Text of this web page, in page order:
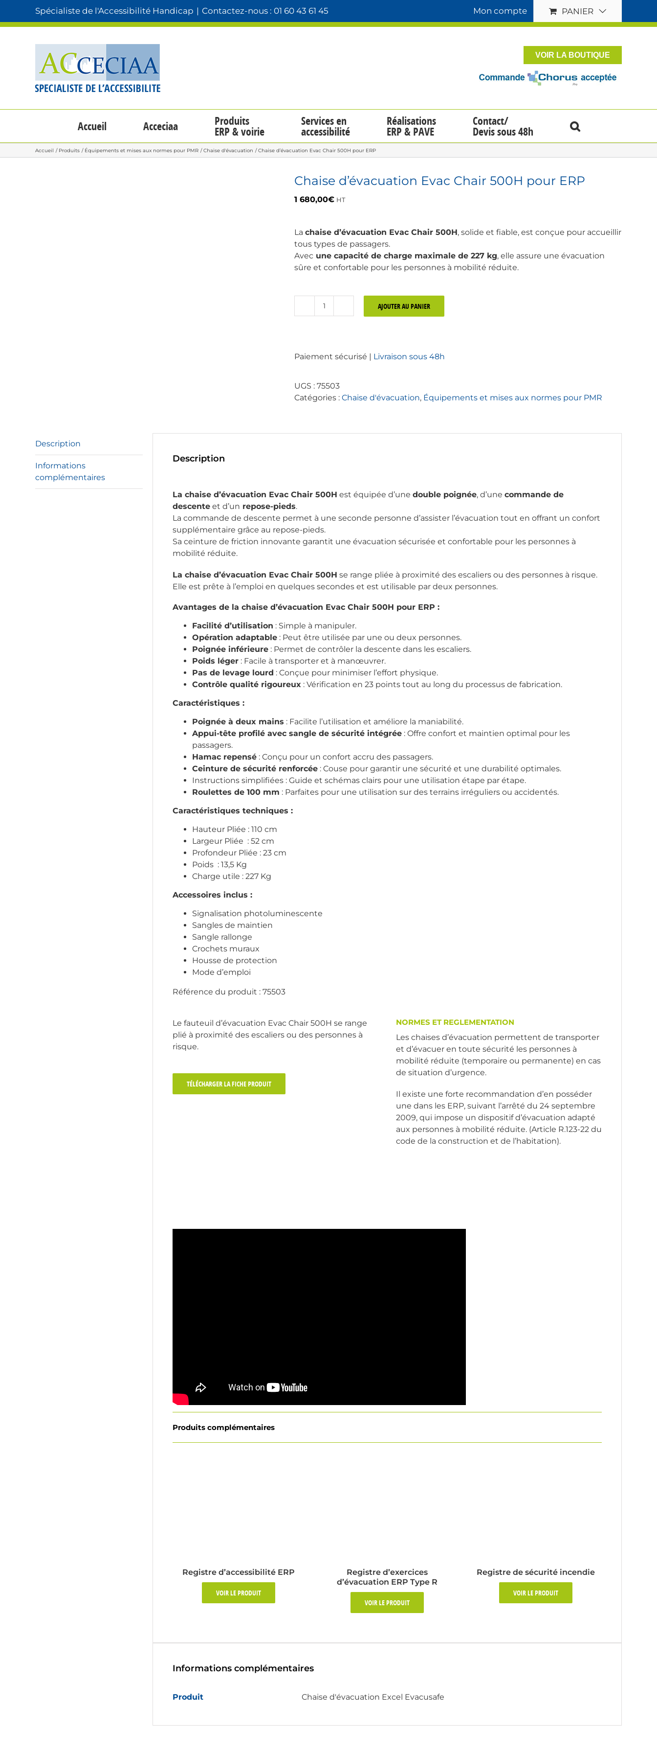
contenu
Spécialiste de l'Accessibilité Handicap | Contactez-nous : 01 60 43 61 45 Mon compte PANIER
VOIR LA BOUTIQUE
Accueil Acceciaa Produits
ERP & voirie
Services en
accessibilité
Réalisations
ERP & PAVE
Contact/
Devis sous 48h
Accueil Produits Équipements et mises aux normes pour PMR Chaise d'évacuation Chaise d’évacuation Evac Chair 500H pour ERP
Chaise d’évacuation Evac Chair 500H pour ERP
1 680,00€ HT
La chaise d’évacuation Evac Chair 500H, solide et fiable, est conçue pour accueillir
tous types de passagers.
Avec une capacité de charge maximale de 227 kg, elle assure une évacuation
sûre et confortable pour les personnes à mobilité réduite.
quantité
Evac
500H
pour
AJOUTER AU PANIER
Paiement sécurisé | Livraison sous 48h
UGS : 75503
Catégories : Chaise d'évacuation, Équipements et mises aux normes pour PMR
Description
Informations
complémentaires
Description
La chaise d’évacuation Evac Chair 500H est équipée d’une double poignée, d’une commande de
descente et d’un repose-pieds.
La commande de descente permet à une seconde personne d’assister l’évacuation tout en offrant un confort
supplémentaire grâce au repose-pieds.
Sa ceinture de friction innovante garantit une évacuation sécurisée et confortable pour les personnes à
mobilité réduite.
La chaise d’évacuation Evac Chair 500H se range pliée à proximité des escaliers ou des personnes à risque.
Elle est prête à l’emploi en quelques secondes et est utilisable par deux personnes.
Avantages de la chaise d’évacuation Evac Chair 500H pour ERP :
Facilité d’utilisation : Simple à manipuler.
Opération adaptable : Peut être utilisée par une ou deux personnes.
Poignée inférieure : Permet de contrôler la descente dans les escaliers.
Poids léger : Facile à transporter et à manœuvrer.
Pas de levage lourd : Conçue pour minimiser l’effort physique.
Contrôle qualité rigoureux : Vérification en 23 points tout au long du processus de fabrication.
Caractéristiques :
Poignée à deux mains : Facilite l’utilisation et améliore la maniabilité.
Appui-tête profilé avec sangle de sécurité intégrée : Offre confort et maintien optimal pour les
passagers.
Hamac repensé : Conçu pour un confort accru des passagers.
Ceinture de sécurité renforcée : Couse pour garantir une sécurité et une durabilité optimales.
Instructions simplifiées : Guide et schémas clairs pour une utilisation étape par étape.
Roulettes de 100 mm : Parfaites pour une utilisation sur des terrains irréguliers ou accidentés.
Caractéristiques techniques :
Hauteur Pliée : 110 cm
Largeur Pliée : 52 cm
Profondeur Pliée : 23 cm
Poids : 13,5 Kg
Charge utile : 227 Kg
Accessoires inclus :
Signalisation photoluminescente
Sangles de maintien
Sangle rallonge
Crochets muraux
Housse de protection
Mode d’emploi
Référence du produit : 75503
Le fauteuil d’évacuation Evac Chair 500H se range
plié à proximité des escaliers ou des personnes à
risque.
TÉLÉCHARGER LA FICHE PRODUIT
NORMES ET REGLEMENTATION
Les chaises d’évacuation permettent de transporter
et d’évacuer en toute sécurité les personnes à
mobilité réduite (temporaire ou permanente) en cas
de situation d’urgence.
Il existe une forte recommandation d’en posséder
une dans les ERP, suivant l’arrêté du 24 septembre
2009, qui impose un dispositif d’évacuation adapté
aux personnes à mobilité réduite. (Article R.123-22 du
code de la construction et de l’habitation).
Produits complémentaires
Registre d’accessibilité ERP
VOIR LE PRODUIT
Registre d’exercices
d’évacuation ERP Type R
VOIR LE PRODUIT
Registre de sécurité incendie
VOIR LE PRODUIT
Informations complémentaires
Produit Chaise d'évacuation Excel Evacusafe